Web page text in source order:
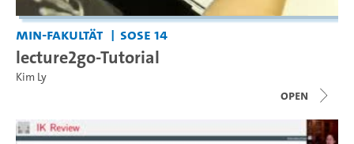
MIN-Fakultät SoSe 14
lecture2go-Tutorial
Kim Ly
open